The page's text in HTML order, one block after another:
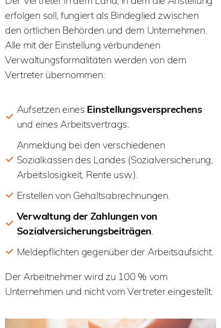
erfolgen soll, fungiert als Bindeglied zwischen
den örtlichen Behörden und dem Unternehmen.
Alle mit der Einstellung verbundenen
Verwaltungsformalitäten werden von dem
Vertreter übernommen:
Aufsetzen eines Einstellungsversprechens
und eines Arbeitsvertrags
Anmeldung bei den verschiedenen
Sozialkassen des Landes (Sozialversicherung,
Arbeitslosigkeit, Rente usw.)
Erstellen von Gehaltsabrechnungen
Verwaltung der Zahlungen von
Sozialversicherungsbeiträgen
Meldepflichten gegenüber der Arbeitsaufsicht.
Der Arbeitnehmer wird zu 100 % vom
Unternehmen und nicht vom Vertreter eingestellt.